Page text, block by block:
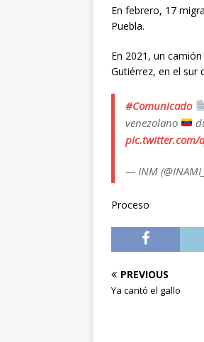
En febrero, 17
Puebla.
En 2021, un
Gutiérrez, en el sur
#Comunicado
venezolano
pic.twitter.com/
— INM
Proceso
PREVIOUS
Ya cantó el gallo